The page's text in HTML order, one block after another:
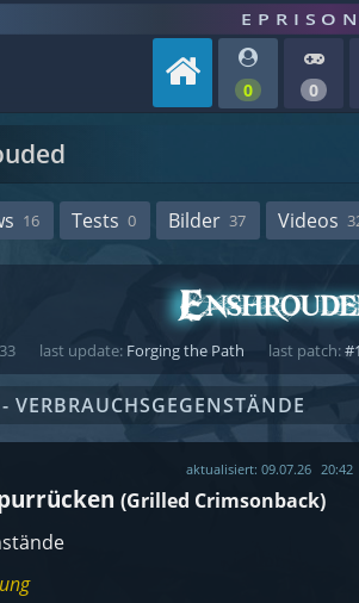
0 0
16 Tests 0 Bilder 37 Videos
last update: Forging the Path last patch:
VERBRAUCHSGEGENSTÄNDE
aktualisiert: 09.07.26 20:42
(Grilled Crimsonback)